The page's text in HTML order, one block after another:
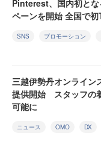
Pinterest、国内初と
ペーンを開始 全国で
SNS プロモーション
三越伊勢丹オンライン
提供開始 スタッフの
可能に
ニュース OMO DX